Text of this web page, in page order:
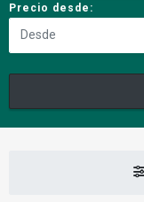
Precio desde: